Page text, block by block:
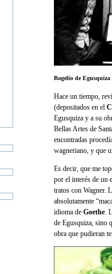
Rogelio de Egusquiza
Hace un tiempo,
(depositados en el
Egusquiza y a su
Bellas Artes de
encontradas
wagneriano, y que
Es decir, que me
por el interés de un
tratos con Wagner.
absolutamente
idioma de Goethe.
de Egusquiza, sino
obra que pudieran